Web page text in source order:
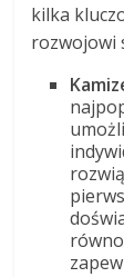
kilka
rozwojowi